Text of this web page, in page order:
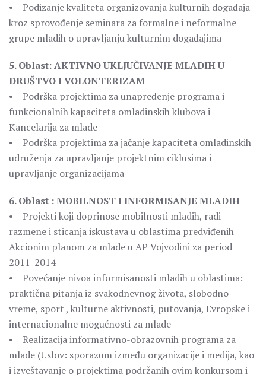
• Podizanje kvaliteta organizovanja kulturnih događaja
kroz sprovođenje seminara za formalne i neformalne
grupe mladih o upravljanju kulturnim događajima
5. Oblast: AKTIVNO UKLJUČIVANJE MLADIH U
DRUŠTVO I VOLONTERIZAM
• Podrška projektima za unapređenje programa i
funkcionalnih kapaciteta omladinskih klubova i
Kancelarija za mlade
• Podrška projektima za jačanje kapaciteta omladinskih
udruženja za upravljanje projektnim ciklusima i
upravljanje organizacijama
6. Oblast : MOBILNOST I INFORMISANJE MLADIH
• Projekti koji doprinose mobilnosti mladih, radi
razmene i sticanja iskustava u oblastima predviđenih
Akcionim planom za mlade u AP Vojvodini za period
2011-2014
• Povećanje nivoa informisanosti mladih u oblastima:
praktična pitanja iz svakodnevnog života, slobodno
vreme, sport , kulturne aktivnosti, putovanja, Evropske i
internacionalne mogućnosti za mlade
• Realizacija informativno-obrazovnih programa za
mlade (Uslov: sporazum između organizacije i medija, kao
i izveštavanje o projektima podržanih ovim konkursom i